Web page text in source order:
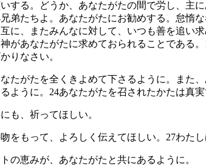
する。どうか、あなたがたの間で労し、主
兄弟たちよ。あなたがたにお勧めする。怠惰
に、またみんなに対して、いつも善を追い求
があなたがたに求めておられることである。
りなさい。
たがたを全くきよめて下さるように。また
ように。 24あなたがたを召されたかたは真
も、祈ってほしい。
をもって、よろしく伝えてほしい。 27わた
の恵みが、あなたがたと共にあるように。